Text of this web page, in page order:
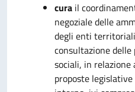
cura il
negoziale delle
degli enti
consultazione
sociali, in
proposte